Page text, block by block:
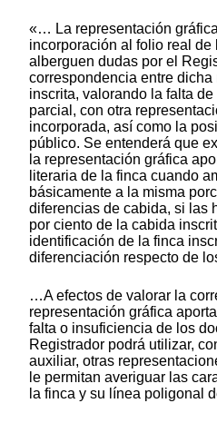
«… La representación
incorporación al folio real
alberguen dudas por el
correspondencia entre
inscrita, valorando la falta
parcial, con otra
incorporada, así como la
público. Se entenderá que
la representación gráfica
literaria de la finca cuando
básicamente a la misma
diferencias de cabida, si las
por ciento de la cabida
identificación de la finca
diferenciación respecto de
…A efectos de valorar la
representación gráfica
falta o insuficiencia de los
Registrador podrá utilizar,
auxiliar, otras
le permitan averiguar las
la finca y su línea poligonal